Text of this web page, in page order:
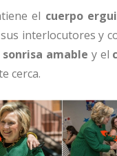
el cuerpo
interlocutores y
sonrisa amable y el
cerca.